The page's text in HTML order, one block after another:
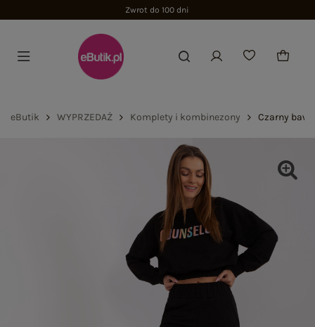
Zwrot do 100 dni
eButik WYPRZEDAŻ Komplety i kombinezony Czarny